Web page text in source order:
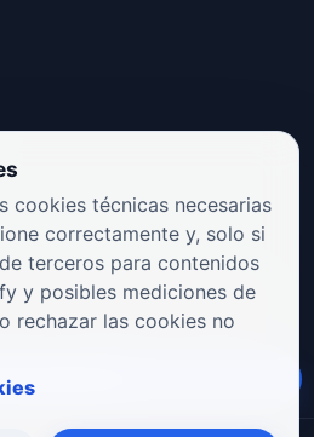
o promotor? Envíanos tus
o propuestas musicales.
propuesta
cookies técnicas necesarias
correctamente y, solo si
terceros para contenidos
y posibles mediciones de
rechazar las cookies no